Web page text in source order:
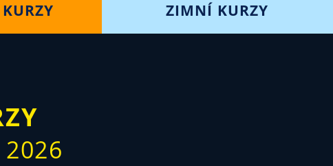
ZIMNÍ KURZY